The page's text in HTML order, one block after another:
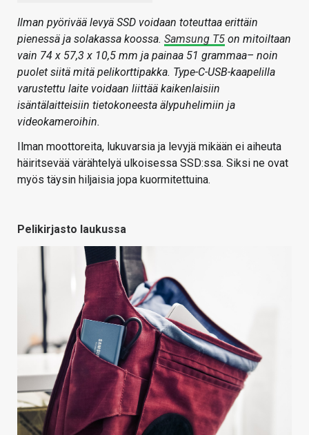
Ilman pyörivää levyä SSD voidaan toteuttaa erittäin
pienessä ja solakassa koossa. Samsung T5 on mitoiltaan
vain 74 x 57,3 x 10,5 mm ja painaa 51 grammaa– noin
puolet siitä mitä pelikorttipakka. Type-C-USB-kaapelilla
varustettu laite voidaan liittää kaikenlaisiin
isäntälaitteisiin tietokoneesta älypuhelimiin ja
videokameroihin.
Ilman moottoreita, lukuvarsia ja levyjä mikään ei aiheuta
häiritsevää värähtelyä ulkoisessa SSD:ssa. Siksi ne ovat
myös täysin hiljaisia jopa kuormitettuina.
Pelikirjasto laukussa